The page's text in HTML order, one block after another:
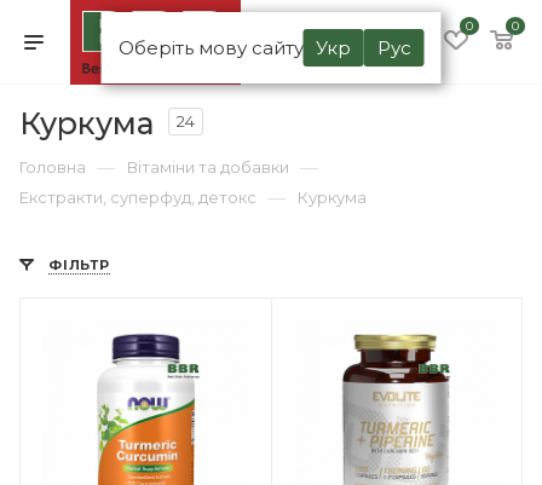
Оберіть мову сайту Укр Рус
0 0
Куркума 24
Головна — Вітаміни та добавки —
Екстракти, суперфуд, детокс — Куркума
ФІЛЬТР